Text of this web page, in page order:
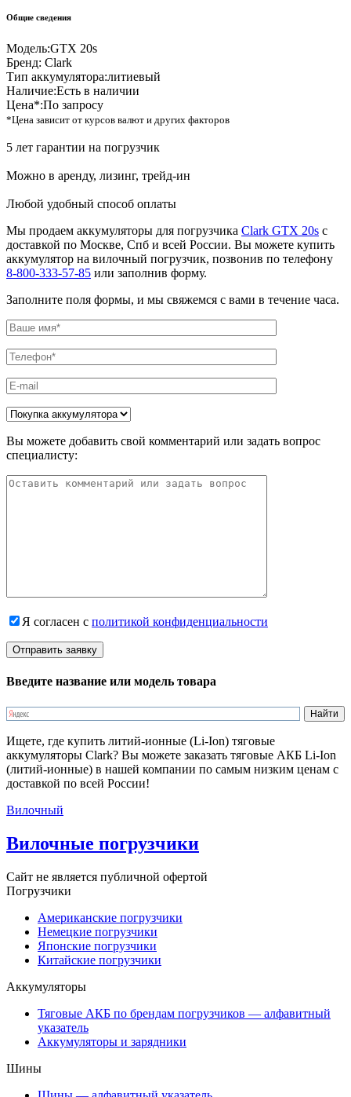
Общие сведения
Модель:GTX 20s
Бренд: Clark
Тип аккумулятора:литиевый
Наличие:Есть в наличии
Цена*:По запросу
*Цена зависит от курсов валют и других факторов
5 лет гарантии на погрузчик
Можно в аренду, лизинг, трейд-ин
Любой удобный способ оплаты
Мы продаем аккумуляторы для погрузчика Clark GTX 20s с
доставкой по Москве, Спб и всей России. Вы можете купить
аккумулятор на вилочный погрузчик, позвонив по телефону
8-800-333-57-85 или заполнив форму.
Заполните поля формы, и мы свяжемся с вами в течение часа.
Вы можете добавить свой комментарий или задать вопрос
специалисту:
Я согласен с политикой конфиденциальности
Введите название или модель товара
Ищете, где купить литий-ионные (Li-Ion) тяговые
аккумуляторы Clark? Вы можете заказать тяговые АКБ Li-Ion
(литий-ионные) в нашей компании по самым низким ценам с
доставкой по всей России!
Вилочный
Вилочные погрузчики
Сайт не является публичной офертой
Погрузчики
Американские погрузчики
Немецкие погрузчики
Японские погрузчики
Китайские погрузчики
Аккумуляторы
Тяговые АКБ по брендам погрузчиков — алфавитный
указатель
Аккумуляторы и зарядники
Шины